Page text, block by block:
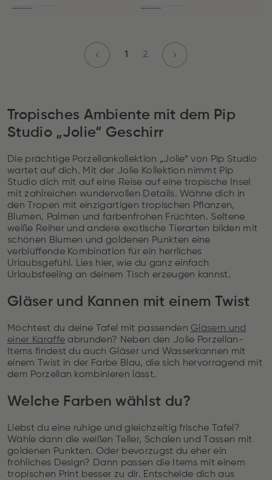
1 2
Tropisches Ambiente mit dem Pip
Studio „Jolie“ Geschirr
Die prächtige Porzellankollektion „Jolie“ von Pip Studio
wartet auf dich. Mit der Jolie Kollektion nimmt Pip
Studio dich mit auf eine Reise auf eine tropische Insel
mit zahlreichen wundervollen Details. Wähne dich in
den Tropen mit einzigartigen tropischen Pflanzen,
Blumen, Palmen und farbenfrohen Früchten. Seltene
weiße Reiher und andere exotische Tierarten bilden mit
schönen Blumen und goldenen Punkten eine
verblüffende Kombination für ein herrliches
Urlaubsgefühl. Lies hier, wie du ganz einfach
Urlaubsfeeling an deinem Tisch erzeugen kannst.
Gläser und Kannen mit einem Twist
Möchtest du deine Tafel mit passendenGläsern und
einer Karaffe abrunden? Neben den Jolie Porzellan-
Items findest du auch Gläser und Wasserkannen mit
einem Twist in der Farbe Blau, die sich hervorragend mit
dem Porzellan kombinieren lässt.
Welche Farben wählst du?
Liebst du eine ruhige und gleichzeitig frische Tafel?
Wähle dann die weißen Teller, Schalen und Tassen mit
goldenen Punkten. Oder bevorzugst du eher ein
fröhliches Design? Dann passen die Items mit einem
tropischen Print besser zu dir. Entscheide dich aus